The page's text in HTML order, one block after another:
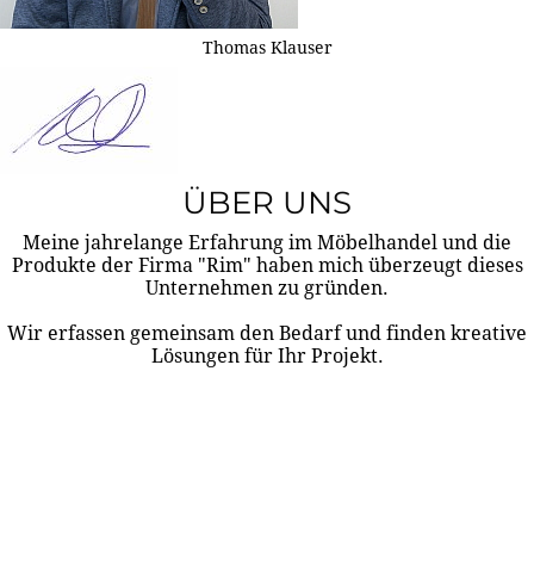
Thomas Klauser
ÜBER UNS
Meine jahrelange Erfahrung im Möbelhandel und die
Produkte der Firma "Rim" haben mich überzeugt dieses
Unternehmen zu gründen.
Wir erfassen gemeinsam den Bedarf und finden kreative
Lösungen für Ihr Projekt.